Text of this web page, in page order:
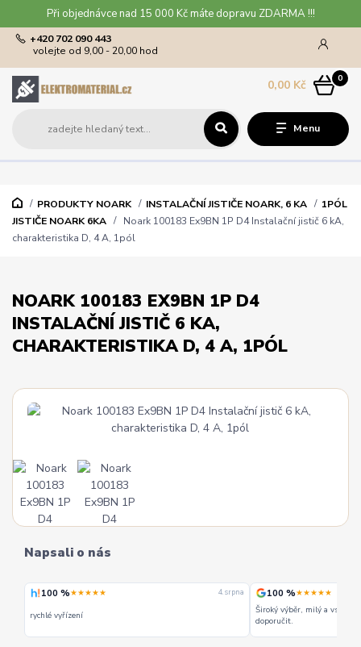
Při objednávce nad 15 000 Kč máte dopravu ZDARMA !!!
Menu
+420 702 090 443
volejte od 9,00 - 20,00 hod
0
0,00 Kč
PRODUKTY NOARK INSTALAČNÍ JISTIČE NOARK, 6 KA
1PÓL
JISTIČE NOARK 6KA
Noark 100183 Ex9BN 1P D4 Instalační jistič 6 kA,
charakteristika D, 4 A, 1pól
NOARK 100183 EX9BN 1P D4
INSTALAČNÍ JISTIČ 6 KA,
CHARAKTERISTIKA D, 4 A, 1PÓL
Napsali o nás
100 %★★★★★ 4. srpna
rychlé vyřízení
100 %★★★★★
Široký výběr, milý a
doporučit.